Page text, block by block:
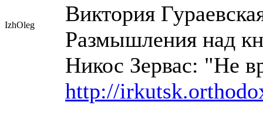
IzhOleg
Виктория
Размышления над
Никос Зервас: "Не
http://